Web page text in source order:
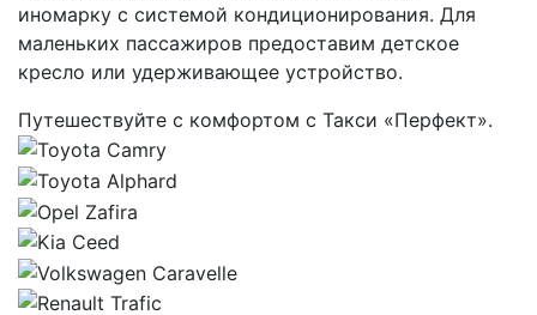
иномарку с системой кондиционирования. Для
маленьких пассажиров предоставим детское
кресло или удерживающее устройство.
Путешествуйте с комфортом с Такси «Перфект».